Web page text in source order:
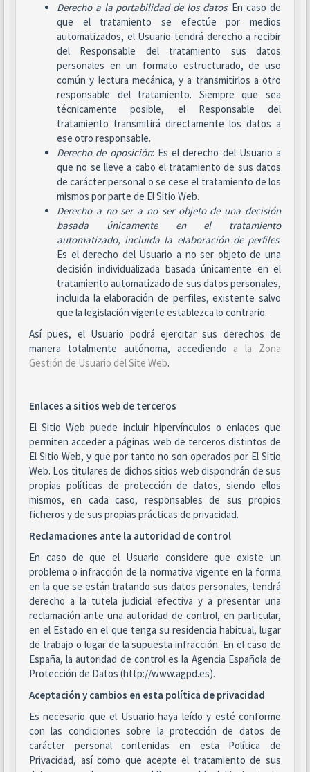
Derecho a la portabilidad de los datos: En caso de
que el tratamiento se efectúe por medios
automatizados, el Usuario tendrá derecho a recibir
del Responsable del tratamiento sus datos
personales en un formato estructurado, de uso
común y lectura mecánica, y a transmitirlos a otro
responsable del tratamiento. Siempre que sea
técnicamente posible, el Responsable del
tratamiento transmitirá directamente los datos a
ese otro responsable.
Derecho de oposición: Es el derecho del Usuario a
que no se lleve a cabo el tratamiento de sus datos
de carácter personal o se cese el tratamiento de los
mismos por parte de El Sitio Web.
Derecho a no ser a no ser objeto de una decisión
basada únicamente en el tratamiento
automatizado, incluida la elaboración de perfiles:
Es el derecho del Usuario a no ser objeto de una
decisión individualizada basada únicamente en el
tratamiento automatizado de sus datos personales,
incluida la elaboración de perfiles, existente salvo
que la legislación vigente establezca lo contrario.
Así pues, el Usuario podrá ejercitar sus derechos de
manera totalmente autónoma, accediendo a la Zona
Gestión de Usuario del Site Web.
Enlaces a sitios web de terceros
El Sitio Web puede incluir hipervínculos o enlaces que
permiten acceder a páginas web de terceros distintos de
El Sitio Web, y que por tanto no son operados por El Sitio
Web. Los titulares de dichos sitios web dispondrán de sus
propias políticas de protección de datos, siendo ellos
mismos, en cada caso, responsables de sus propios
ficheros y de sus propias prácticas de privacidad.
Reclamaciones ante la autoridad de control
En caso de que el Usuario considere que existe un
problema o infracción de la normativa vigente en la forma
en la que se están tratando sus datos personales, tendrá
derecho a la tutela judicial efectiva y a presentar una
reclamación ante una autoridad de control, en particular,
en el Estado en el que tenga su residencia habitual, lugar
de trabajo o lugar de la supuesta infracción. En el caso de
España, la autoridad de control es la Agencia Española de
Protección de Datos (http://www.agpd.es).
Aceptación y cambios en esta política de privacidad
Es necesario que el Usuario haya leído y esté conforme
con las condiciones sobre la protección de datos de
carácter personal contenidas en esta Política de
Privacidad, así como que acepte el tratamiento de sus